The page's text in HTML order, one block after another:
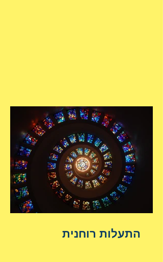
התעלות רוחנית